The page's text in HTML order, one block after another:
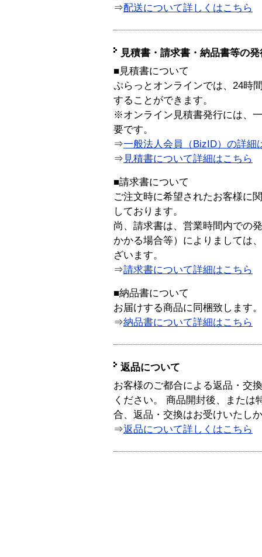
⇒配送について詳しくはこちら
見積書・請求書・納品書等の
■見積書について
ぷらっとオンラインでは、24時
することができます。
※オンライン見積書発行には、
要です。
⇒一般法人会員（BizID）の詳細
⇒ 見積書について詳細はこちら
■請求書について
ご注文時に希望されたお客様に
しております。
尚、請求書は、営業時間内での
かかる場合等）によりましては
ざいます。
⇒請求書について詳細はこちら
■納品書について
お届けする商品に同梱致します。
⇒納品書について詳細はこちら
返品について
お客様のご都合による返品・交
ください。 商品開封後、または
合、返品・交換はお受けいたし
⇒返品について詳しくはこちら